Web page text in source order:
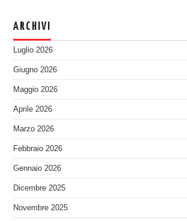
ARCHIVI
Luglio 2026
Giugno 2026
Maggio 2026
Aprile 2026
Marzo 2026
Febbraio 2026
Gennaio 2026
Dicembre 2025
Novembre 2025